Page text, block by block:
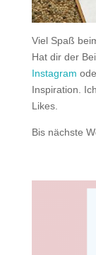
Viel Spaß
Hat dir der
Instagram
Inspiration.
Likes.
Bis nächste